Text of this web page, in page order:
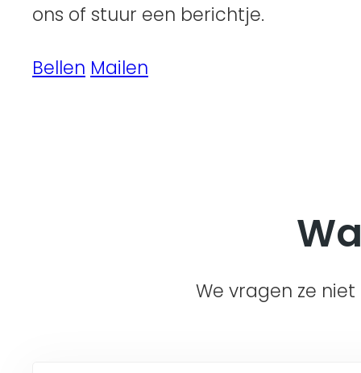
ons of stuur een berichtje.
Bellen Mailen
We vragen ze